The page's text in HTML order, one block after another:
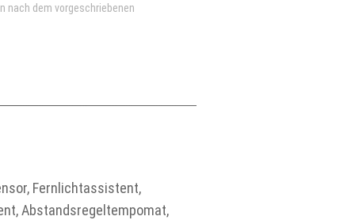
nach dem vorgeschriebenen
Fernlichtassistent,
Abstandsregeltempomat,